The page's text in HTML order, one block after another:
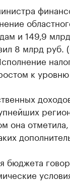
и 149,9
8 млрд руб.
к
она
бюджета